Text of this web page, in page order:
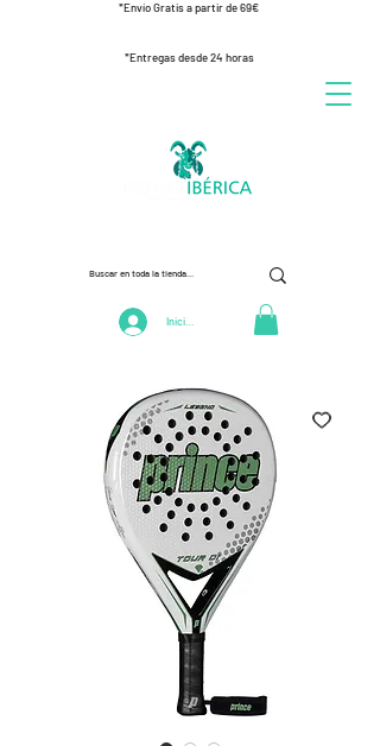
*Envío Gratis a partir de 69€
*Entregas desde 24 horas
Iniciar Sesión